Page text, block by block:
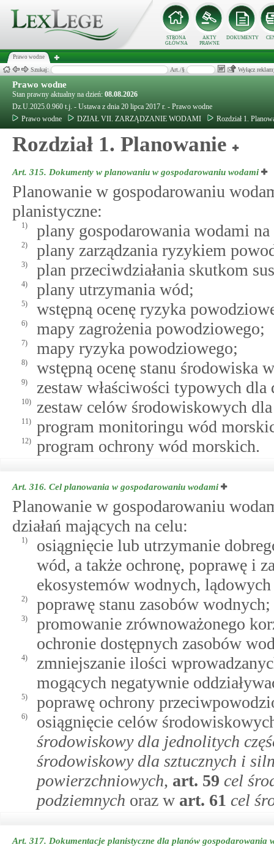
STRONA
GŁÓWNA
AKTY
PRAWNE
DOKUMENTY
Prawo wodne
Szukaj: Art./§ Wyłącz
Prawo wodne
Stan prawny aktualny na dzień: 08.08.2026
Dz.U.2025.0.960 t.j. - Ustawa z dnia 20 lipca 2017 r. - Prawo wodne
Prawo wodne
DZIAŁ VII. ZARZĄDZANIE WODAMI Rozdział 1.
Rozdział 1. Planowanie
Art. 315. Dokumenty w planowaniu w gospodarowaniu wodami
Planowanie w gospodarowaniu
planistyczne:
1) plany gospodarowania wodami na
2) plany zarządzania ryzykiem
3) plan przeciwdziałania skutkom
4) plany utrzymania wód;
5) wstępną ocenę ryzyka
6) mapy zagrożenia powodziowego;
7) mapy ryzyka powodziowego;
8) wstępną ocenę stanu środowiska
9) zestaw właściwości typowych
10) zestaw celów środowiskowych
11) program monitoringu wód
12) program ochrony wód morskich.
Art. 316. Cel planowania w gospodarowaniu wodami
Planowanie w gospodarowaniu
działań mających na celu:
1)
osiągnięcie lub utrzymanie
wód, a także ochronę, poprawę i
ekosystemów wodnych,
2) poprawę stanu zasobów wodnych;
3)
promowanie zrównoważonego
ochronie dostępnych zasobów
4)
zmniejszanie ilości
mogących negatywnie
5) poprawę ochrony
6)
osiągnięcie celów
środowiskowy dla jednolitych
środowiskowy dla sztucznych i
powierzchniowych, art. 59 cel
podziemnych oraz w art. 61 cel
Art. 317. Dokumentacje planistyczne dla planów gospodarowania